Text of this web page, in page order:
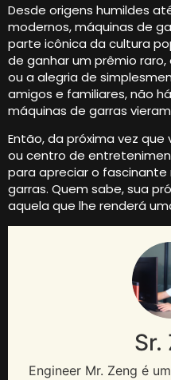
Desde origens humildes
modernos, máquinas de
parte icônica da cultura
de ganhar um prêmio
ou a alegria de
amigos e familiares, não
máquinas de garras
Então, da próxima vez
ou centro de
para apreciar o
garras. Quem sabe, sua
aquela que lhe renderá
Sr.
Engineer Mr. Zeng é